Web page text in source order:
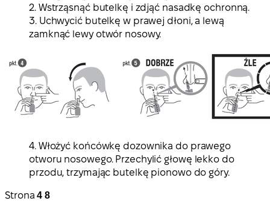
2. Wstrząsnąć butelkę i zdjąć nasadkę ochronną.
3. Uchwycić butelkę w prawej dłoni, a lewą
zamknąć lewy otwór nosowy.
4. Włożyć końcówkę dozownika do prawego
otworu nosowego. Przechylić głowę lekko do
przodu, trzymając butelkę pionowo do góry.
Strona4 8